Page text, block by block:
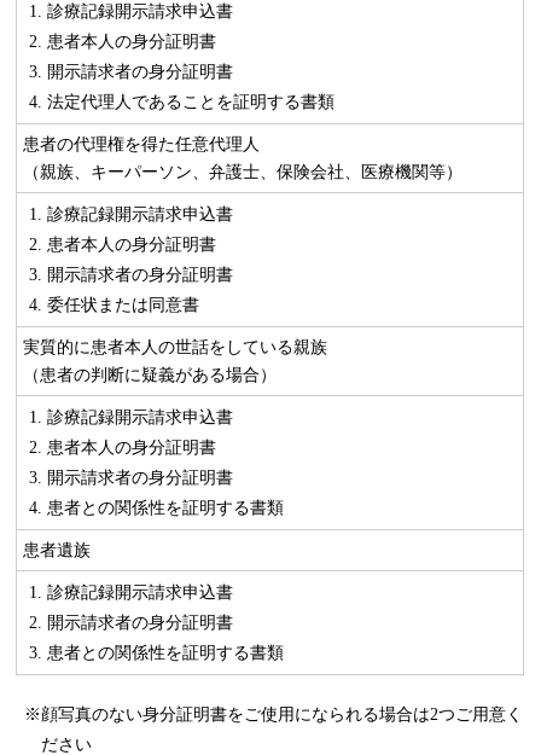
診療記録開示請求申込書
患者本人の身分証明書
開示請求者の身分証明書
法定代理人であることを証明する書類
患者の代理権を得た任意代理人
（親族、キーパーソン、弁護士、保険会社、医療機関等）
診療記録開示請求申込書
患者本人の身分証明書
開示請求者の身分証明書
委任状または同意書
実質的に患者本人の世話をしている親族
（患者の判断に疑義がある場合）
診療記録開示請求申込書
患者本人の身分証明書
開示請求者の身分証明書
患者との関係性を証明する書類
患者遺族
診療記録開示請求申込書
開示請求者の身分証明書
患者との関係性を証明する書類
顔写真のない身分証明書をご使用になられる場合は2つご用意く
ださい